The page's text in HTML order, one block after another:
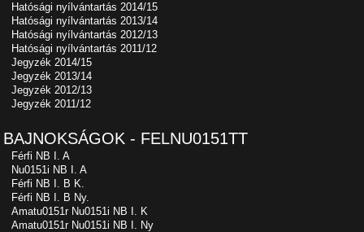
Hatósági nyílvántartás 2014/15
Hatósági nyílvántartás 2013/14
Hatósági nyílvántartás 2012/13
Hatósági nyílvántartás 2011/12
Jegyzék 2014/15
Jegyzék 2013/14
Jegyzék 2012/13
Jegyzék 2011/12
BAJNOKSÁGOK - FELNU0151TT
Férfi NB I. A
Nu0151i NB I. A
Férfi NB I. B K.
Férfi NB I. B Ny.
Amatu0151r Nu0151i NB I. K
Amatu0151r Nu0151i NB I. Ny